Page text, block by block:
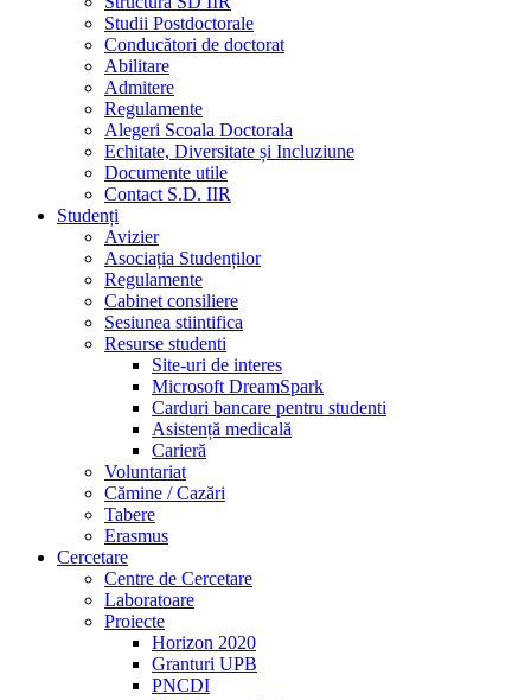
Studii Postdoctorale
Conducători de doctorat
Abilitare
Admitere
Regulamente
Alegeri Scoala Doctorala
Echitate, Diversitate și Incluziune
Documente utile
Contact S.D. IIR
Studenți
Avizier
Asociația Studenților
Regulamente
Cabinet consiliere
Sesiunea stiintifica
Resurse studenti
Site-uri de interes
Microsoft DreamSpark
Carduri bancare pentru studenti
Asistență medicală
Carieră
Voluntariat
Cămine / Cazări
Tabere
Erasmus
Cercetare
Centre de Cercetare
Laboratoare
Proiecte
Horizon 2020
Granturi UPB
PNCDI